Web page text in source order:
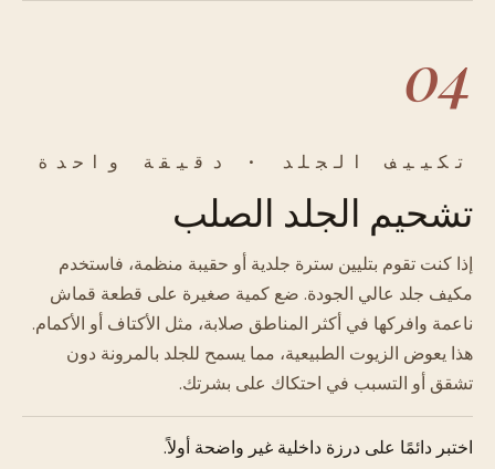
04
تكييف الجلد · دقيقة واحدة
تشحيم الجلد الصلب
إذا كنت تقوم بتليين سترة جلدية أو حقيبة منظمة، فاستخدم
مكيف جلد عالي الجودة. ضع كمية صغيرة على قطعة قماش
ناعمة وافركها في أكثر المناطق صلابة، مثل الأكتاف أو الأكمام.
هذا يعوض الزيوت الطبيعية، مما يسمح للجلد بالمرونة دون
تشقق أو التسبب في احتكاك على بشرتك.
اختبر دائمًا على درزة داخلية غير واضحة أولاً.